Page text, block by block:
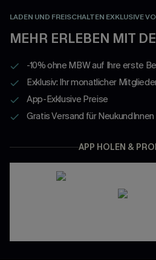
LADEN UND FREISCHALTEN EXKLUSIVE
MEHR ERLEBEN MIT
-10% ohne MBW auf Ihre erste
Exklusiv: Ihr monatlicher
App-Exklusive Preise
Gratis Versand für NeukundInnen
APP HOLEN &